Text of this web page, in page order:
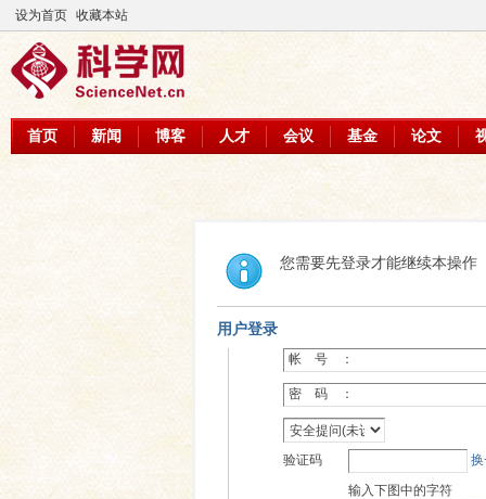
设为首页 收藏本站
首页 新闻 博客 人才 会议 基金 论文
您需要先登录才能继续本操作
用户登录
帐 号 ：
密 码 ：
验证码
输入下图中的字符